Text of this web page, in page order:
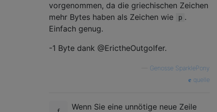
vorgenommen, da die griechischen Zeichen
mehr Bytes haben als Zeichen wie
p .
Einfach genug.
-1 Byte dank @ErictheOutgolfer.
Genosse SparklePony
quelle
Wenn Sie eine unnötige neue Zeile